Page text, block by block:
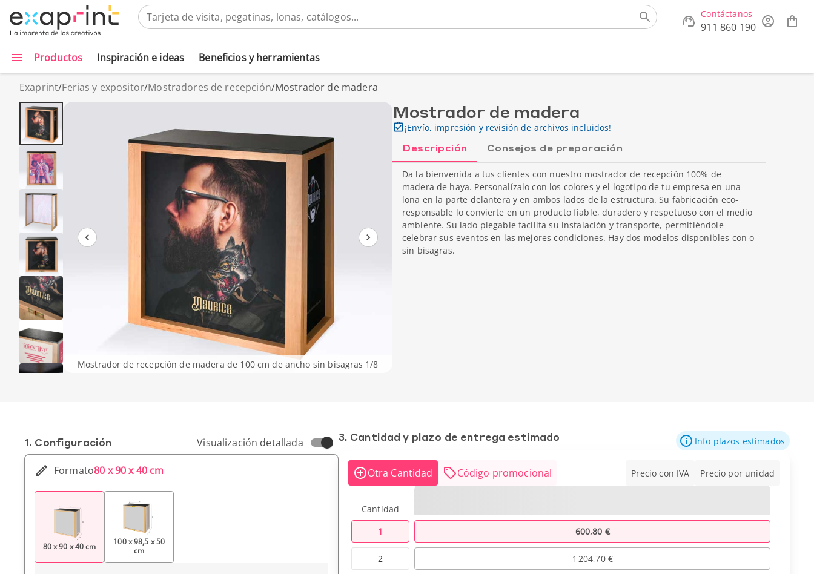
Contáctanos
911 860 190
Productos Inspiración e ideas Beneficios y herramientas
Exaprint/Ferias y expositor/Mostradores de recepción/Mostrador de madera
Mostrador de recepción de madera de 100 cm de ancho sin bisagras 1/8
Mostrador de madera
¡Envío, impresión y revisión de archivos incluidos!
Descripción Consejos de preparación
Da la bienvenida a tus clientes con nuestro mostrador de recepción 100% de
madera de haya. Personalízalo con los colores y el logotipo de tu empresa en una
lona en la parte delantera y en ambos lados de la estructura. Su fabricación eco-
responsable lo convierte en un producto fiable, duradero y respetuoso con el medio
ambiente. Su lado plegable facilita su instalación y transporte, permitiéndole
celebrar sus eventos en las mejores condiciones. Hay dos modelos disponibles con o
sin bisagras.
1. Conf­iguración Visualización detallada
Formato80 x 90 x 40 cm
80 x 90 x 40 cm
100 x 98,5 x 50
cm
3. Cantidad y plazo de entrega estimado Info plazos estimados
Otra Cantidad Código promocional Precio con IVA Precio por unidad
Cantidad
1
2
600,80 €
1 204,70 €